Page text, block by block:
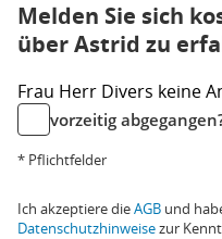
Melden Sie sich
über Astrid zu
Frau Herr Divers keine
vorzeitig
* Pflichtfelder
Ich akzeptiere dieAGB und
Datenschutzhinweisezur